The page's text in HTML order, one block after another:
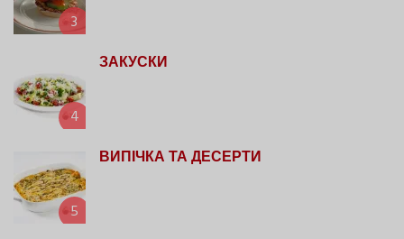
3
4
ЗАКУСКИ
5
ВИПІЧКА ТА ДЕСЕРТИ